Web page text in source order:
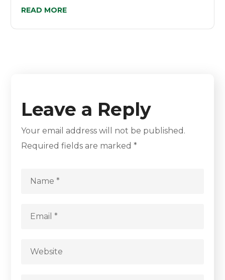
READ MORE
Leave a Reply
Your email address will not be published.
Required fields are marked*